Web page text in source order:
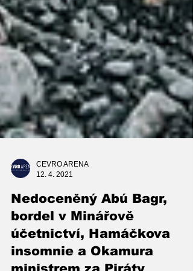
Nedoceněný Abú Bagr,
bordel v Minářově
účetnictví, Hamáčkova
insomnie a Okamura